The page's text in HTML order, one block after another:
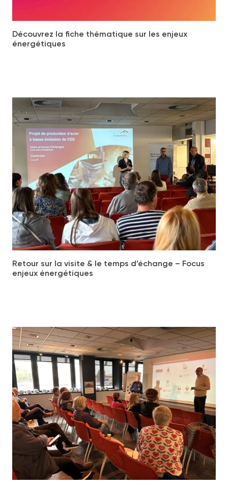
Découvrez la fiche thématique sur les enjeux
énergétiques
Retour sur la visite & le temps d’échange – Focus
enjeux énergétiques